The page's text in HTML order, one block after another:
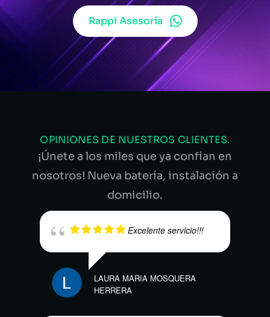
Rappi Asesoría
OPINIONES DE NUESTROS CLIENTES.
¡Únete a los miles que ya confían en
nosotros! Nueva batería, instalación a
domicilio.
Excelente servicio!!!
LAURA MARIA MOSQUERA
HERRERA